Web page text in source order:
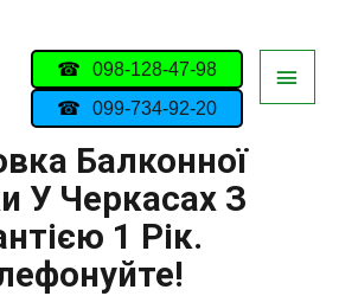
098-128-47-98
099-734-92-20
Балконної
У Черкасах З
1 Рік.